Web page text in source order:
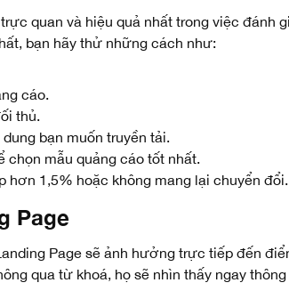
quan và hiệu quả nhất trong việc đánh
bạn hãy thử những cách như:
cáo.
thủ.
bạn muốn truyền tải.
chọn mẫu quảng cáo tốt nhất.
hơn 1,5% hoặc không mang lại chuyển đổi.
Page
Page sẽ ảnh hưởng trực tiếp đến
qua từ khoá, họ sẽ nhìn thấy ngay